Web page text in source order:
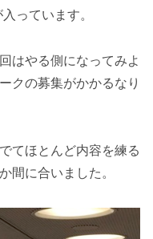
っています。
はやる側になってみよ
クの募集がかかるなり
てほとんど内容を練る
間に合いました。